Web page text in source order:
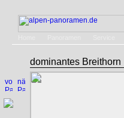
dominantes Breithorn